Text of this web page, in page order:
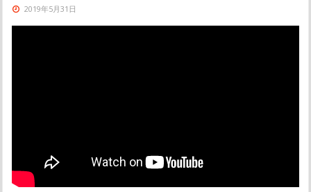
2019年5月31日